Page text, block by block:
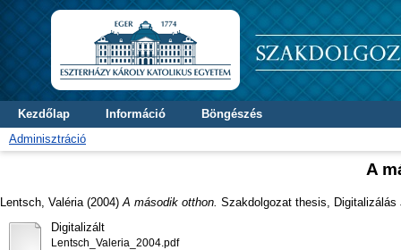
Kezdőlap Információ
Böngészés
Adminisztráció
A
Lentsch, Valéria (2004) A második otthon. Szakdolgozat thesis, Digitalizálás
Digitalizált
Lentsch_Valeria_2004.pdf